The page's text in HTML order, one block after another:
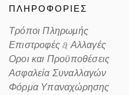
ΠΛΗΡΟΦΟΡΙΕΣ
Τρόποι Πληρωμής
Επιστροφές & Αλλαγές
Οροι και Προϋποθέσεις
Ασφαλεία Συναλλαγών
Φόρμα Υπαναχώρησης